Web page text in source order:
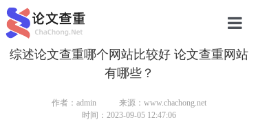
网站首页
综述论文查重哪个网站比较好 论文查重网站
有哪些？
作者：admin
来源：www.chachong.net
时间：2023-09-05 12:47:06